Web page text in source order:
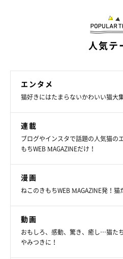
人気テ
エンタメ
猫好きにはたまらないかわいい猫大
連載
ブログやインスタで話題の人気猫の
もちWEB MAGAZINEだけ！
漫画
ねこのきもちWEB MAGAZINE発！
動画
おもしろ、感動、驚き、癒し…猫た
やみつきに！